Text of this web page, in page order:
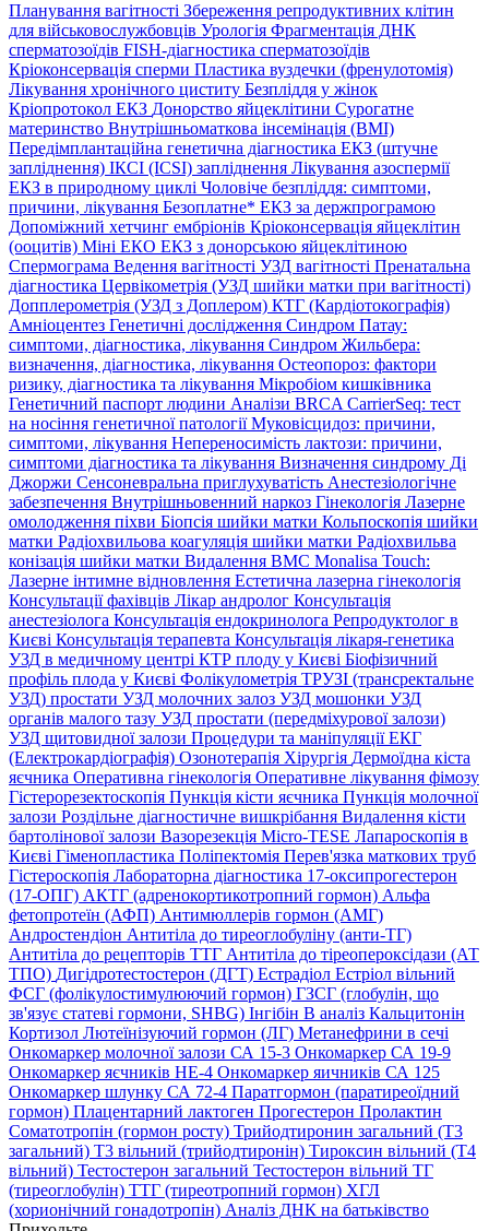
Планування вагітності Збереження репродуктивних клітин
для військовослужбовців Урологія Фрагментація ДНК
сперматозоїдів FISH-діагностика сперматозоїдів
Кріоконсервація сперми Пластика вуздечки (френулотомія)
Лікування хронічного циститу Безпліддя у жінок
Кріопротокол ЕКЗ Донорство яйцеклітини Сурогатне
материнство Внутрішньоматкова інсемінація (ВМІ)
Передімплантаційна генетична діагностика ЕКЗ (штучне
запліднення) ІКСІ (ICSI) запліднення Лікування азоспермії
ЕКЗ в природному циклі Чоловіче безпліддя: симптоми,
причини, лікування Безоплатне* ЕКЗ за держпрограмою
Допоміжний хетчинг ембріонів Кріоконсервація яйцеклітин
(ооцитів) Міні ЕКО ЕКЗ з донорською яйцеклітиною
Спермограма Ведення вагітності УЗД вагітності Пренатальна
діагностика Цервікометрія (УЗД шийки матки при вагітності)
Допплерометрія (УЗД з Доплером) КТГ (Кардіотокографія)
Амніоцентез Генетичні дослідження Синдром Патау:
симптоми, дiагностика, лiкування Синдром Жильбера:
визначення, діагностика, лікування Остеопороз: фактори
ризику, діагностика та лікування Мікробіом кишківника
Генетичний паспорт людини Аналізи BRCA CarrierSeq: тест
на носіння генетичної патологіїМуковісцидоз: причини,
симптоми, лікування Непереносимість лактози: причини,
симптоми діагностика та лікування Визначення синдрому Ді
Джоржи Сенсоневральна приглухуватість Анестезіологічне
забезпечення Внутрішньовенний наркоз Гінекологія Лазерне
омолодження піхви Біопсія шийки матки Кольпоскопія шийки
матки Радіохвильова коагуляція шийки матки Радіохвильва
конізація шийки матки Видалення ВМС Monalisa Touch:
Лазерне інтимне відновлення Естетична лазерна гінекологія
Консультації фахівців Лікар андролог Консультація
анестезіолога Консультація ендокринолога Репродуктолог в
Києві Консультація терапевта Консультація лікаря-генетика
УЗД в медичному центрі КТР плоду у Києві Біофізичний
профіль плода у Києві Фолікулометрія ТРУЗІ (трансректальне
УЗД) простати УЗД молочних залоз УЗД мошонки УЗД
органів малого тазу УЗД простати (передміхурової залози)
УЗД щитовидної залози Процедури та маніпуляціїЕКГ
(Електрокардіографія) Озонотерапія Хірургія Дермоїдна кіста
яєчника Оперативна гінекологія Оперативне лікування фімозу
Гістерорезектоскопія Пункція кісти яєчника Пункція молочної
залози Роздільне діагностичне вишкрібання Видалення кісти
бартолінової залози Вазорезекція Micro-TESE Лапароскопія в
Києві Гіменопластика Поліпектомія Перев'язка маткових труб
Гістероскопія Лабораторна діагностика 17-оксипрогестерон
(17-ОПГ) АКТГ (адренокортикотропний гормон) Альфа
фетопротеїн (АФП) Антимюллерів гормон (АМГ)
Андростендіон Антитіла до тиреоглобуліну (анти-ТГ)
Антитіла до рецепторів ТТГ Антитіла до тіреопероксідази (АТ
ТПО) Дигідротестостерон (ДГТ) Естрадіол Естріол вільний
ФСГ (фолікулостимулюючий гормон) ГЗСГ (глобулін, що
зв'язує статеві гормони, SHBG) Інгібін B аналіз Кальцитонін
Кортизол Лютеїнізуючий гормон (ЛГ) Метанефрини в сечі
Онкомаркер молочної залози СА 15-3 Онкомаркер СА 19-9
Онкомаркер яєчників НЕ-4 Онкомаркер яичників СА 125
Онкомаркер шлунку СА 72-4 Паратгормон (паратиреоїдний
гормон) Плацентарний лактоген Прогестерон Пролактин
Соматотропін (гормон росту) Трийодтиронин загальний (Т3
загальний) Т3 вільний (трийодтиронін) Тироксин вільний (Т4
вільний) Тестостерон загальний Тестостерон вільний ТГ
(тиреоглобулін) ТТГ (тиреотропний гормон) ХГЛ
(хорионічний гонадотропін) Аналіз ДНК на батьківство